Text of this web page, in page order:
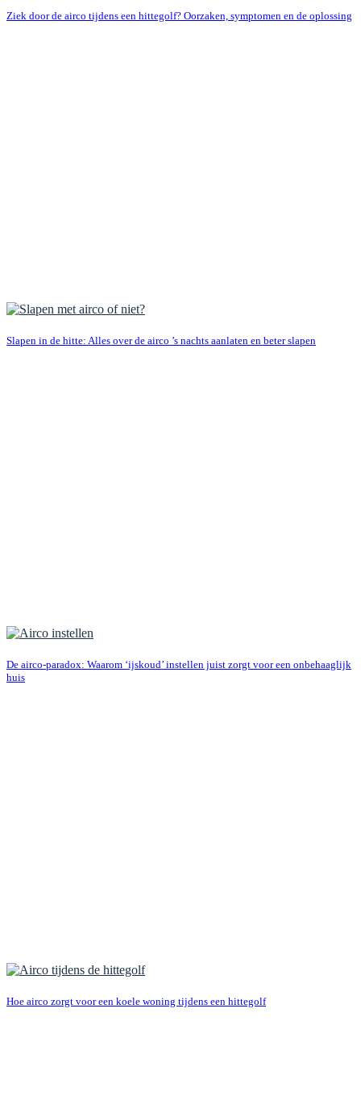
Ziek door de airco tijdens een hittegolf? Oorzaken, symptomen en de oplossing
Slapen in de hitte: Alles over de airco ’s nachts aanlaten en beter slapen
De airco-paradox: Waarom ‘ijskoud’ instellen juist zorgt voor een onbehaaglijk
huis
Hoe airco zorgt voor een koele woning tijdens een hittegolf